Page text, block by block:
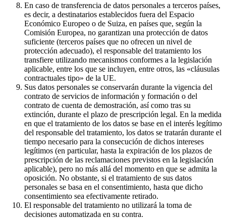
En caso de transferencia de datos personales a terceros países,
es decir, a destinatarios establecidos fuera del Espacio
Económico Europeo o de Suiza, en países que, según la
Comisión Europea, no garantizan una protección de datos
suficiente (terceros países que no ofrecen un nivel de
protección adecuado), el responsable del tratamiento los
transfiere utilizando mecanismos conformes a la legislación
aplicable, entre los que se incluyen, entre otros, las «cláusulas
contractuales tipo» de la UE.
Sus datos personales se conservarán durante la vigencia del
contrato de servicios de información y formación o del
contrato de cuenta de demostración, así como tras su
extinción, durante el plazo de prescripción legal. En la medida
en que el tratamiento de los datos se base en el interés legítimo
del responsable del tratamiento, los datos se tratarán durante el
tiempo necesario para la consecución de dichos intereses
legítimos (en particular, hasta la expiración de los plazos de
prescripción de las reclamaciones previstos en la legislación
aplicable), pero no más allá del momento en que se admita la
oposición. No obstante, si el tratamiento de sus datos
personales se basa en el consentimiento, hasta que dicho
consentimiento sea efectivamente retirado.
El responsable del tratamiento no utilizará la toma de
decisiones automatizada en su contra.